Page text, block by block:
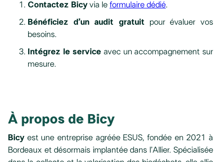
Contactez Bicyvia le formulaire dédié.
Bénéficiez d’un audit gratuit pour évaluer vos
besoins.
Intégrez le service avec un accompagnement sur
mesure.
À propos de Bicy
Bicyest une entreprise agréée ESUS, fondée en 2021 à
Bordeaux et désormais implantée dans l’Allier. Spécialisée